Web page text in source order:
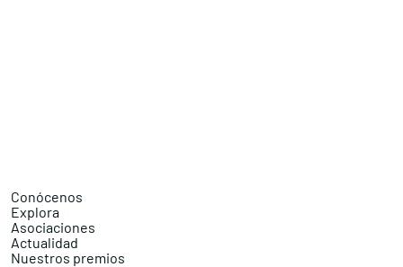
Conócenos
Explora
Asociaciones
Actualidad
Nuestros premios